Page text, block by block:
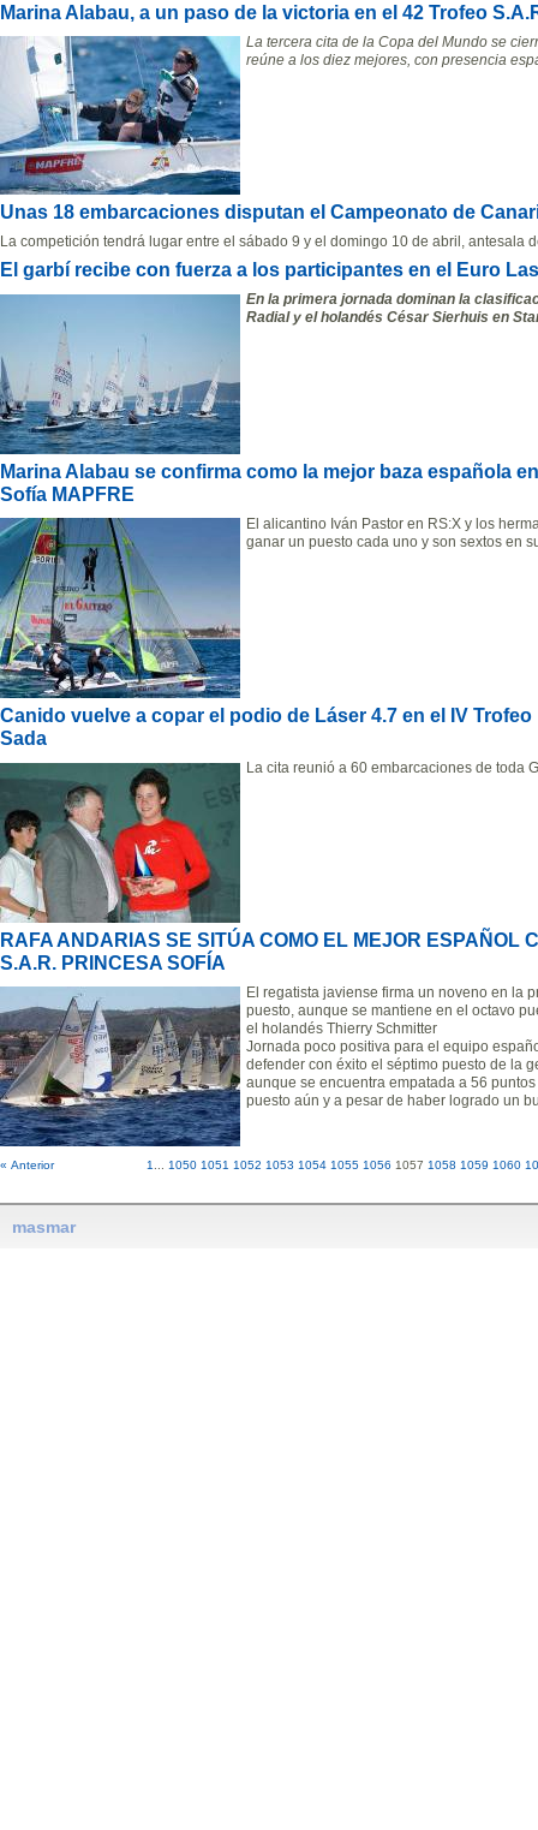
Marina Alabau, a un paso de la victoria en el 42 Trofeo
La tercera cita de la Copa del Mundo se
reúne a los diez mejores, con presencia
Unas 18 embarcaciones disputan el Campeonato de
La competición tendrá lugar entre el sábado 9 y el domingo 10 de abril, antesala
El garbí recibe con fuerza a los participantes en el Euro
En la primera jornada dominan la
Radial y el holandés César Sierhuis en
Marina Alabau se confirma como la mejor baza española
Sofía MAPFRE
El alicantino Iván Pastor en RS:X y los
ganar un puesto cada uno y son sextos en
Canido vuelve a copar el podio de Láser 4.7 en el IV
Sada
La cita reunió a 60 embarcaciones de toda
RAFA ANDARIAS SE SITÚA COMO EL MEJOR ESPAÑOL
S.A.R. PRINCESA SOFÍA
El regatista javiense firma un noveno en la
puesto, aunque se mantiene en el octavo
el holandés Thierry Schmitter
Jornada poco positiva para el equipo
defender con éxito el séptimo puesto de la
aunque se encuentra empatada a 56
puesto aún y a pesar de haber logrado un
« Anterior 1... 1050 1051 1052 1053 1054 1055 1056 1057 1058 1059 1060
masmar